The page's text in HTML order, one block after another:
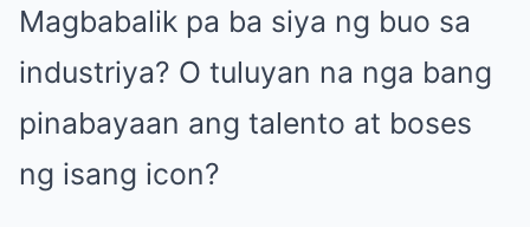
Magbabalik pa ba siya ng buo sa
industriya? O tuluyan na nga bang
pinabayaan ang talento at boses
ng isang icon?